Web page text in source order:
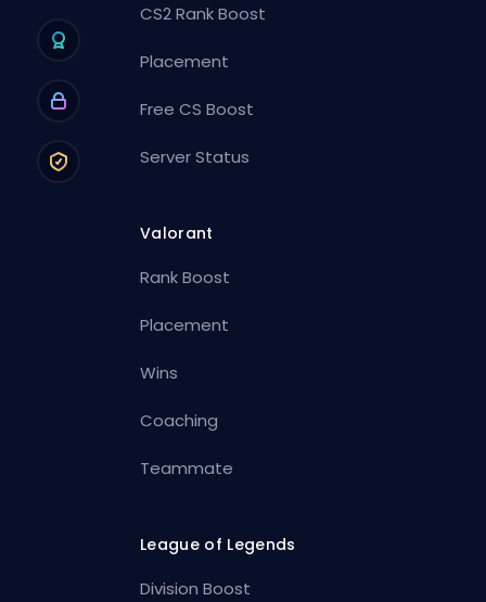
CS2 Rank Boost
Placement
Free CS Boost
Server Status
Valorant
Rank Boost
Placement
Wins
Coaching
Teammate
League of Legends
Division Boost